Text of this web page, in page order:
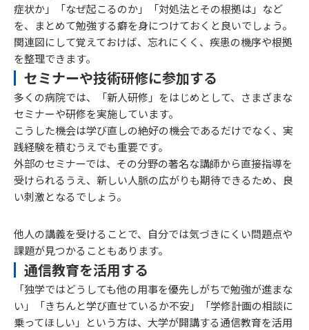
症状か」「なぜ起こるのか」「対処法とその根拠は」など
を、まとめて勉強する癖を身につけておくと良いでしょう。
関連図にして覚えておけば、忘れにくく、疾患の機序や根拠
を整理できます。
セミナーや技術研修に参加する
多くの病院では、「新人研修」をはじめとして、さまざまな
セミナーや研修を実施しています。
こうした機会は学び直しの絶好の機会であるだけでなく、実
践経験を積むうえでも重要です。
外部のセミナーでは、その分野の著名な講師から直接指導を
受けられるうえ、新しい人脈の広がりも期待できるため、良
い刺激となるでしょう。
他人の講義を受けることで、自分では気づきにくい問題点や
課題が見つかることもあります。
通信教育を活用する
「独学ではどうしても他の用事を優先しがちで勉強が進まな
い」「きちんと学び直せているか不安」「学修計画の相談に
乗ってほしい」という方は、大学が開講する通信教育を活用